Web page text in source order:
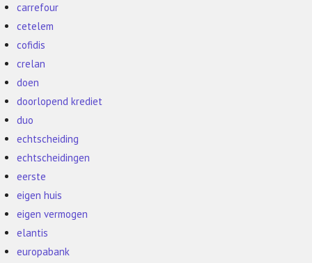
carrefour
cetelem
cofidis
crelan
doen
doorlopend krediet
duo
echtscheiding
echtscheidingen
eerste
eigen huis
eigen vermogen
elantis
europabank